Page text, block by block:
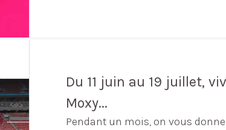
Du 11 juin au 19 juillet,
Moxy...
Pendant un mois, on vous